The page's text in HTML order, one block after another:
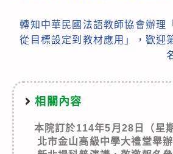
轉知中華民國法語教師協會辦理
從目標設定到教材應用」，歡迎
相關內容
本院訂於114年5月28日（星
北市金山高級中學大禮堂舉辦